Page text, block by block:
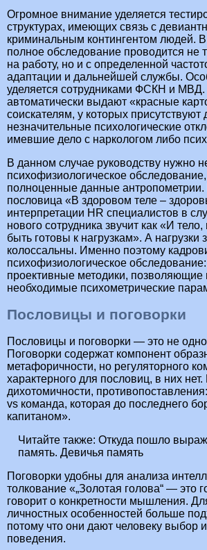
Огромное внимание уделяется
структурах, имеющих связь с
криминальным контингентом людей.
полное обследование проводится не
на работу, но и с определенной
адаптации и дальнейшей службы.
уделяется сотрудниками ФСКН и МВД.
автоматически выдают «красные
соискателям, у которых присутствуют
незначительные психологические
имевшие дело с наркологом либо
В данном случае руководству нужно
психофизиологическое
полноценные данные антропометрии.
пословица «В здоровом теле –
интерпретации HR специалистов в
нового сотрудника звучит как «И
быть готовы к нагрузкам». А нагрузки
колоссальны. Именно поэтому
психофизиологическое
проективные методики, позволяющие
необходимые психометрические
Пословицы и поговорки
Пословицы и поговорки — это не
Поговорки содержат компонент
метафоричности, но регуляторного
характерного для пословиц, в них нет.
дихотомичности,
vs команда, которая до последнего
капитаном».
Читайте также: Откуда пошло
память. Девичья память
Поговорки удобны для анализа
толкование «„Золотая голова“ — это
говорит о конкретности мышления.
личностных особенностей больше
потому что они дают человеку выбор
поведения.